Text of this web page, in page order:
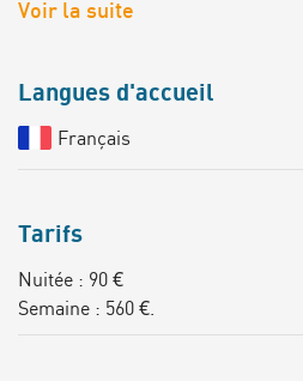
Voir la suite
Langues d'accueil
Français
Tarifs
Nuitée : 90 €
Semaine : 560 €.